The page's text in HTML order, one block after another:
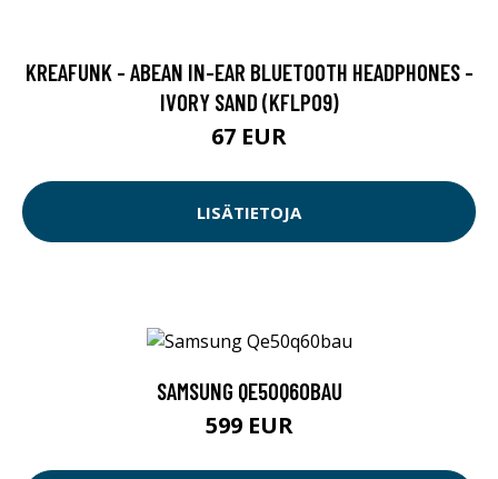
KREAFUNK - ABEAN IN-EAR BLUETOOTH HEADPHONES -
IVORY SAND (KFLP09)
67 EUR
LISÄTIETOJA
SAMSUNG QE50Q60BAU
599 EUR